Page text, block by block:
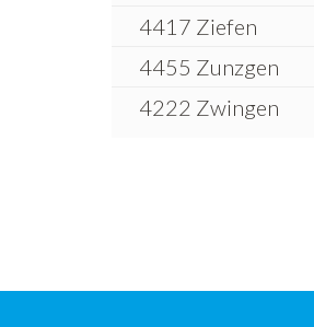
4417 Ziefen
4455 Zunzgen
4222 Zwingen